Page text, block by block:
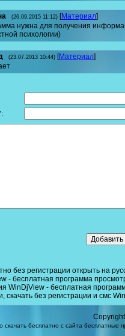
(26.09.2015 11:12) [Материал]
нужна для получения
психологии)
(23.07.2013 10:44) [Материал]
без регистрации открыть на
- бесплатная программа
WinDjView - бесплатная
, скачать без регистрации и смс
скачать бесплатно с сайта бесплатные